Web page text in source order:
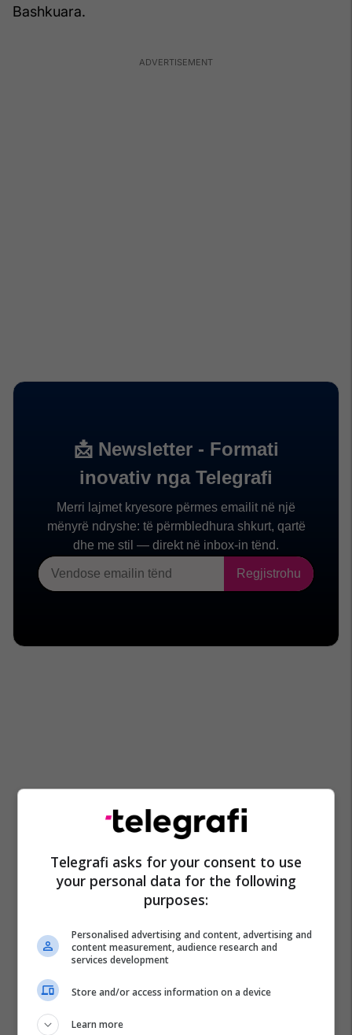
Bashkuara.
Telegrafi asks for your consent to use
your personal data for the following
purposes:
Personalised advertising and content, advertising and
content measurement, audience research and
services development
Store and/or access information on a device
Learn more